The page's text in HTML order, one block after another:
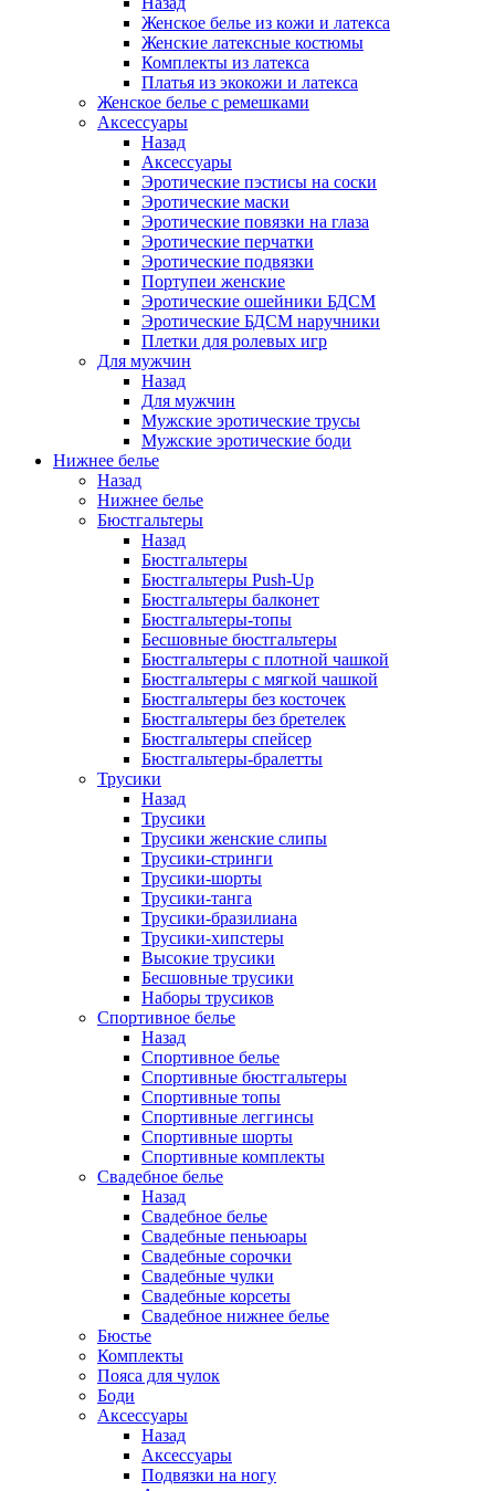
Женское белье из кожи и латекса
Женские латексные костюмы
Комплекты из латекса
Платья из экокожи и латекса
Женское белье с ремешками
Аксессуары
Назад
Аксессуары
Эротические пэстисы на соски
Эротические маски
Эротические повязки на глаза
Эротические перчатки
Эротические подвязки
Портупеи женские
Эротические ошейники БДСМ
Эротические БДСМ наручники
Плетки для ролевых игр
Для мужчин
Назад
Для мужчин
Мужские эротические трусы
Мужские эротические боди
Нижнее белье
Назад
Нижнее белье
Бюстгальтеры
Назад
Бюстгальтеры
Бюстгальтеры Push-Up
Бюстгальтеры балконет
Бюстгальтеры-топы
Бесшовные бюстгальтеры
Бюстгальтеры с плотной чашкой
Бюстгальтеры с мягкой чашкой
Бюстгальтеры без косточек
Бюстгальтеры без бретелек
Бюстгальтеры спейсер
Бюстгальтеры-бралетты
Трусики
Назад
Трусики
Трусики женские слипы
Трусики-стринги
Трусики-шорты
Трусики-танга
Трусики-бразилиана
Трусики-хипстеры
Высокие трусики
Бесшовные трусики
Наборы трусиков
Спортивное белье
Назад
Спортивное белье
Спортивные бюстгальтеры
Спортивные топы
Спортивные леггинсы
Спортивные шорты
Спортивные комплекты
Свадебное белье
Назад
Свадебное белье
Свадебные пеньюары
Свадебные сорочки
Свадебные чулки
Свадебные корсеты
Свадебное нижнее белье
Бюстье
Комплекты
Пояса для чулок
Боди
Аксессуары
Назад
Аксессуары
Подвязки на ногу